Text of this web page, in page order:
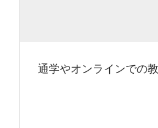
通学やオンラインでの